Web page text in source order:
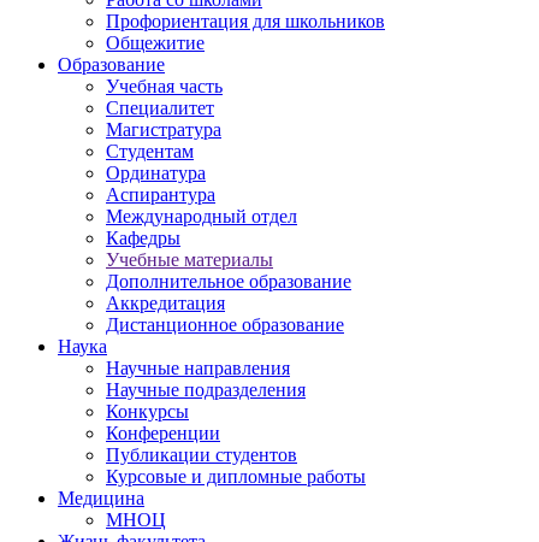
Профориентация для школьников
Общежитие
Образование
Учебная часть
Специалитет
Магистратура
Студентам
Ординатура
Аспирантура
Международный отдел
Кафедры
Учебные материалы
Дополнительное образование
Аккредитация
Дистанционное образование
Наука
Научные направления
Научные подразделения
Конкурсы
Конференции
Публикации студентов
Курсовые и дипломные работы
Медицина
МНОЦ